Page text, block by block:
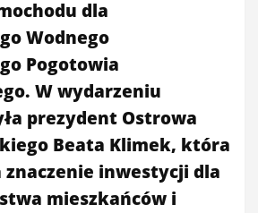
dla
Wodnego
Pogotowia
W wydarzeniu
prezydent Ostrowa
Beata Klimek, która
znaczenie inwestycji dla
mieszkańców i